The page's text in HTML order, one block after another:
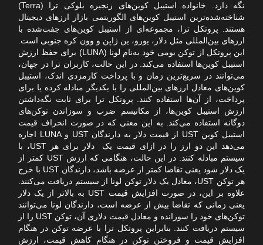
نگه دارد. خانواده استیبل کوین‌های زنجیره بلوکی ترا (Terra)
شناخته‌شده‌ترین استیبل کوین‌های الگوریتمی بازار ارزهای دیجیتال
هستند. پروتکل ترا، مجموعه‌ای از استیبل کوین‌های جفت‌شده با
ارزهای بین‌المللی مثل دلار، یورو، ین ژاپن و وون کره جنوبی است.
این پروتکل از توکن بومی خود به‌نام لونا (LUNA) برای حفظ ارزش
استیبل کوین‌ها استفاده می‌کند. در این حالت، کاربران ترا در جهان،
می‌توانند در سریع‌ترین زمان و با پرداخت کارمزدی اندک، استیبل
کوین‌های معادل ارزهای بین‌المللی را با یکدیگر مبادله کرده یا برای
پرداخت، از آن‌ها استفاده کنند. پروتکل ترا برای ثابت نگه‌داشتن
ارزش استیبل کوین‌ها، از مکانیسم ضرب و سوزاندن توکن‌های
دوگانه استفاده می‌کند. به این معنی که در صورت انحراف قیمت
استیبل کوین‌ UST از قیمت دلار به دارندگان UST و LUNA اجازه
می‌دهد این دو ارز را در ازای قیمت یک دلار برای هر UST، با
سیستم مبادله کنند. در این حالت، هنگامی که ارزش UST کمتر از
یک دلار شود یعنی تقاضا کمتر از عرضه باشد، دارندگان UST با خرج
هر توکن UST، معادل یک دلار توکن لونا از سیستم دریافت می‌کنند.
علاوه بر این، در صورت افزایش قیمت UST به بالاتر از یک دلار
یعنی زمانی که تقاضا بیش از عرضه است، دارندگان لونا می‌توانند
توکن‌های خود را سوزانده و معادل قیمت دلاری آن، توکن UST را از
سیستم دریافت کنند. بنابراین پروتکل ترا با عرضه توکن در هنگام
افزایش قیمت و فروختن توکن در هنگام کاهش قیمت، ارزش